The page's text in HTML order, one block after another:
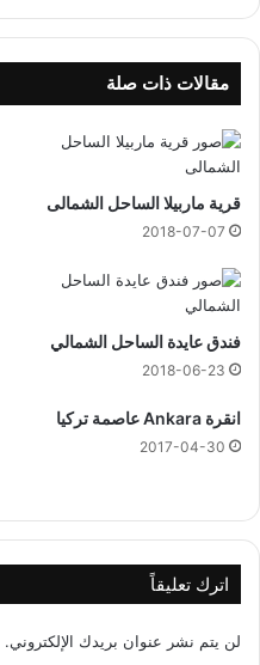
مقالات ذات صلة
قرية ماربيلا الساحل الشمالى
2018-07-07
فندق عايدة الساحل الشمالي
2018-06-23
انقرة Ankara عاصمة تركيا
2017-04-30
اترك تعليقاً
لن يتم نشر عنوان بريدك الإلكتروني.